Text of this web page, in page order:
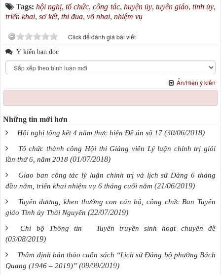
Tags:hội nghị,tổ chức,công tác, huyện ủy, tuyên giáo,tỉnh ủy,
triển khai, sơ kết, thi đua, võ nhai, nhiệm vụ
Click để đánh giá bài viết
Ý kiến bạn đọc
Ẩn/Hiện ý kiến
Những tin mới hơn
Hội nghị tổng kết 4 năm thực hiện Đề án số 17 (30/06/2018)
Tổ chức thành công Hội thi Giảng viên Lý luận chính trị giỏi
lần thứ 6, năm 2018 (01/07/2018)
Giao ban công tác lý luận chính trị và lịch sử Đảng 6 tháng
đầu năm, triển khai nhiệm vụ 6 tháng cuối năm (21/06/2019)
Tuyên dương, khen thưởng con cán bộ, công chức Ban Tuyên
giáo Tỉnh ủy Thái Nguyên (22/07/2019)
Chi bộ Thông tin – Tuyên truyền sinh hoạt chuyên đề
(03/08/2019)
Thẩm định bản thảo cuốn sách “Lịch sử Đảng bộ phường Bách
Quang (1946 – 2019)” (09/09/2019)